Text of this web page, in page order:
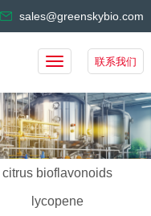
sales@greenskybio.com
联系我们
citrus bioflavonoids
lycopene